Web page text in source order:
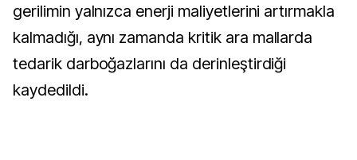
gerilimin yalnızca enerji maliyetlerini artırmakla
kalmadığı, aynı zamanda kritik ara mallarda
tedarik darboğazlarını da derinleştirdiği
kaydedildi.